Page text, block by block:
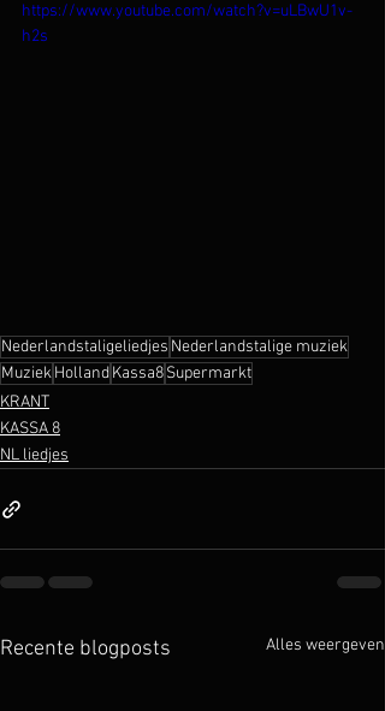
https://www.youtube.com/watch?v=uLBwU1v-
h2s
Nederlandstaligeliedjes Nederlandstalige muziek
MuziekHollandKassa8Supermarkt
KRANT
KASSA 8
NL liedjes
Recente blogposts Alles weergeven